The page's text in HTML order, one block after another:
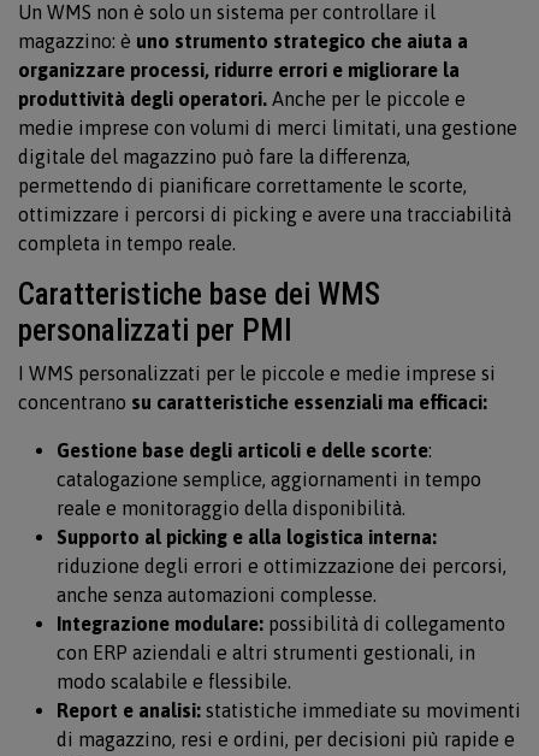
Un WMS non è solo un sistema per controllare il
magazzino: è uno strumento strategico che aiuta a
organizzare processi, ridurre errori e migliorare la
produttività degli operatori. Anche per le piccole e
medie imprese con volumi di merci limitati, una gestione
digitale del magazzino può fare la differenza,
permettendo di pianificare correttamente le scorte,
ottimizzare i percorsi di picking e avere una tracciabilità
completa in tempo reale.
Caratteristiche base dei WMS
personalizzati per PMI
I WMS personalizzati per le piccole e medie imprese si
concentrano su caratteristiche essenziali ma efficaci:
Gestione base degli articoli e delle scorte:
catalogazione semplice, aggiornamenti in tempo
reale e monitoraggio della disponibilità.
Supporto al picking e alla logistica interna:
riduzione degli errori e ottimizzazione dei percorsi,
anche senza automazioni complesse.
Integrazione modulare: possibilità di collegamento
con ERP aziendali e altri strumenti gestionali, in
modo scalabile e flessibile.
Report e analisi: statistiche immediate su movimenti
di magazzino, resi e ordini, per decisioni più rapide e